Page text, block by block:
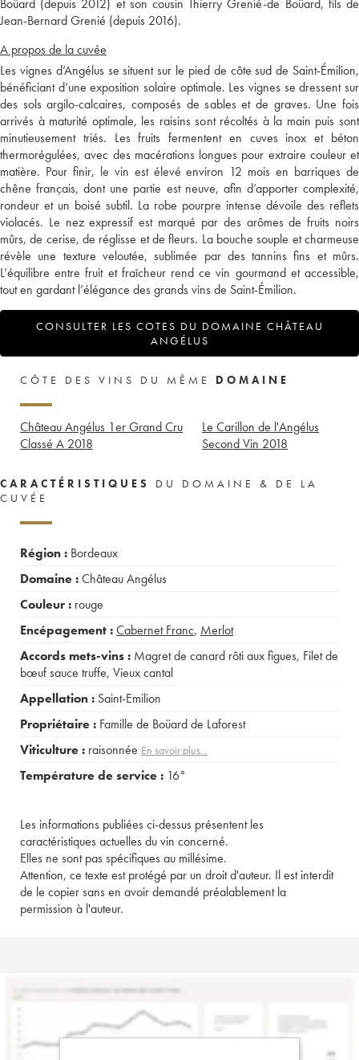
Boüard (depuis 2012) et son cousin Thierry Grenié-de Boüard, fils de
Jean-Bernard Grenié (depuis 2016).
A propos de la cuvée
Les vignes d’Angélus se situent sur le pied de côte sud de Saint-Émilion,
bénéficiant d’une exposition solaire optimale. Les vignes se dressent sur
des sols argilo-calcaires, composés de sables et de graves. Une fois
arrivés à maturité optimale, les raisins sont récoltés à la main puis sont
minutieusement triés. Les fruits fermentent en cuves inox et béton
thermorégulées, avec des macérations longues pour extraire couleur et
matière. Pour finir, le vin est élevé environ 12 mois en barriques de
chêne français, dont une partie est neuve, afin d’apporter complexité,
rondeur et un boisé subtil. La robe pourpre intense dévoile des reflets
violacés. Le nez expressif est marqué par des arômes de fruits noirs
mûrs, de cerise, de réglisse et de fleurs. La bouche souple et charmeuse
révèle une texture veloutée, sublimée par des tannins fins et mûrs.
L’équilibre entre fruit et fraîcheur rend ce vin gourmand et accessible,
tout en gardant l’élégance des grands vins de Saint-Émilion.
CONSULTER LES COTES DU DOMAINE CHÂTEAU
ANGÉLUS
CÔTE DES VINS DU MÊME DOMAINE
Château Angélus 1er Grand Cru
Classé A 2018
Le Carillon de l'Angélus
Second Vin 2018
CARACTÉRISTIQUES
DU DOMAINE & DE LA
CUVÉE
Région : Bordeaux
Domaine :Château Angélus
Couleur : rouge
Encépagement :Cabernet Franc, Merlot
Accords mets-vins : Magret de canard rôti aux figues, Filet de
bœuf sauce truffe, Vieux cantal
Appellation : Saint-Emilion
Propriétaire : Famille de Boüard de Laforest
Viticulture : raisonnée En savoir plus...
Température de service : 16°
Les informations publiées ci-dessus présentent les
caractéristiques actuelles du vin concerné.
Elles ne sont pas spécifiques au millésime.
Attention, ce texte est protégé par un droit d'auteur. Il est interdit
de le copier sans en avoir demandé préalablement la
permission à l'auteur.